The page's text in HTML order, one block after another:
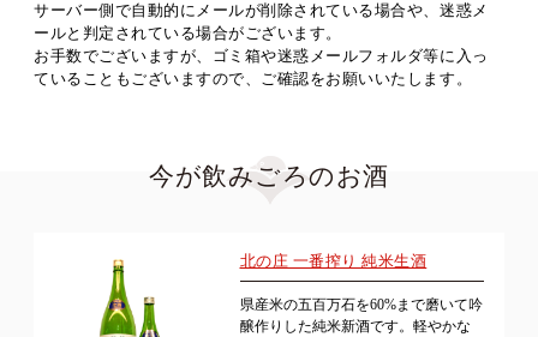
サーバー側で自動的にメールが削除されている場合や、迷惑メ
ールと判定されている場合がございます。
お手数でございますが、ゴミ箱や迷惑メールフォルダ等に入っ
ていることもございますので、ご確認をお願いいたします。
今が飲みごろのお酒
北の庄 一番搾り 純米生酒
県産米の五百万石を60%まで磨いて吟
醸作りした純米新酒です。軽やかな